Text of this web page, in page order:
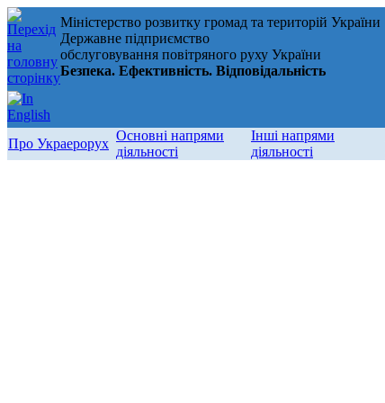
Міністерство розвитку громад та територій України
Державне підприємство
обслуговування повітряного руху України
Безпека. Ефективність. Відповідальність
Про Украерорух
Основні напрями
діяльності
Інші напрями
діяльності